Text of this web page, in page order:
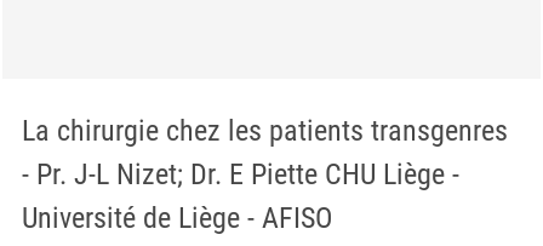
La chirurgie chez les patients transgenres
- Pr. J-L Nizet; Dr. E Piette CHU Liège -
Université de Liège - AFISO